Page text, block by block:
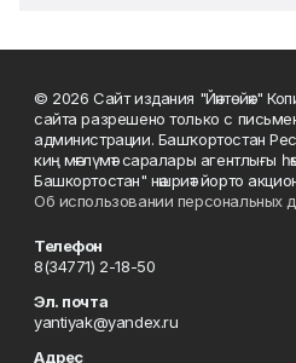
© 2026 Сайт издания "Йәнтөйәк"
сайта разрешено только с
администрации. Башҡортостан
киң мәғлүмәт саралары агентлығы
Башкортостан" нәшриәт йорто
Об использовании персональных
Телефон
8(34771) 2-18-50
Эл. почта
yantiyak@yandex.ru
Адрес